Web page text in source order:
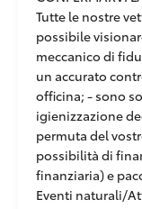
Tutte le nostre
possibile
meccanico di
un accurato
officina; - sono
igienizzazione
permuta del
possibilità di
finanziaria) e
Eventi naturali/